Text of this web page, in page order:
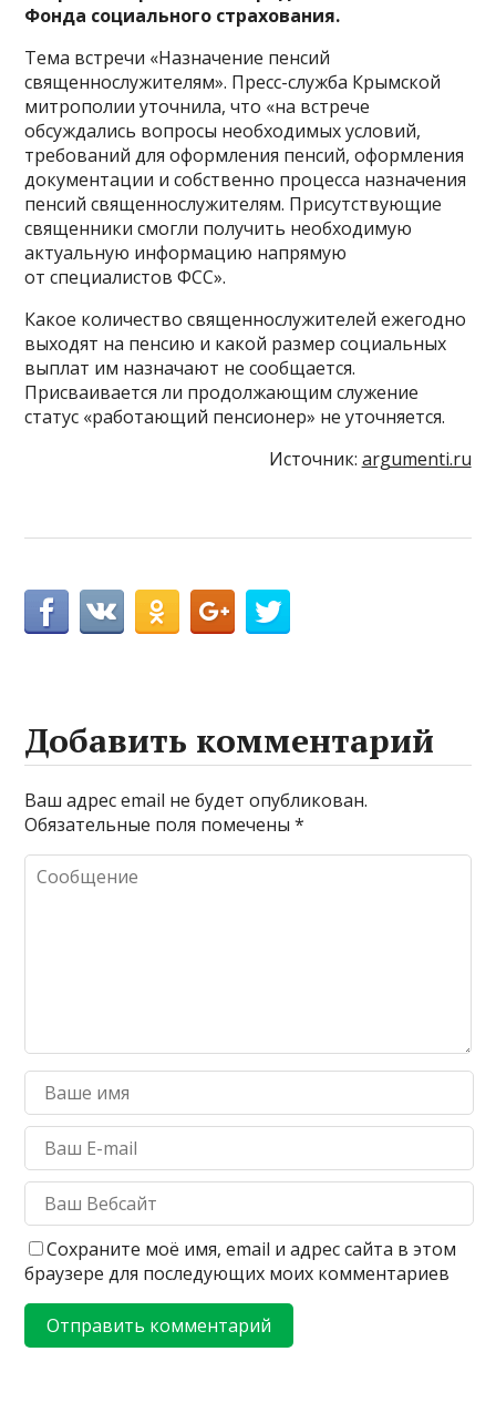
Фонда социального страхования.
Тема встречи «Назначение пенсий
священнослужителям». Пресс-служба Крымской
митрополии уточнила, что «на встрече
обсуждались вопросы необходимых условий,
требований для оформления пенсий, оформления
документации и собственно процесса назначения
пенсий священнослужителям. Присутствующие
священники смогли получить необходимую
актуальную информацию напрямую
от специалистов ФСС».
Какое количество священнослужителей ежегодно
выходят на пенсию и какой размер социальных
выплат им назначают не сообщается.
Присваивается ли продолжающим служение
статус «работающий пенсионер» не уточняется.
Источник: argumenti.ru
Добавить комментарий
Ваш адрес email не будет опубликован.
Обязательные поля помечены*
Сохраните моё имя, email и адрес сайта в этом
браузере для последующих моих комментариев